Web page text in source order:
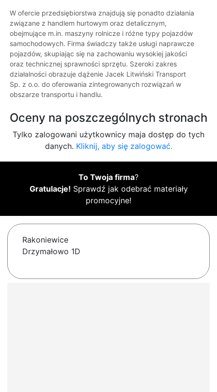
W ofercie przedsiębiorstwa znajdują się ponadto działania
związane z handlem hurtowym oraz detalicznym,
obejmujące m.in. maszyny rolnicze i różne typy pojazdów
samochodowych. Firma świadczy także usługi naprawcze
pojazdów, skupiając się na zachowaniu wysokiej jakości
oraz technicznej sprawności sprzętu. Szeroki zakres
działalności obrazuje dążenie Jacek Litwiński Transport
Sp. z o.o. do oferowania zintegrowanych rozwiązań w
obszarze transportu i handlu.
Oceny na poszczególnych stronach
Tylko zalogowani użytkownicy maja dostęp do tych
danych. Kliknij, aby się zalogować.
To Twoja firma?
Gratulacje! Sprawdź jak odebrać materiały
promocyjne!
Rakoniewice
Drzymałowo 1D